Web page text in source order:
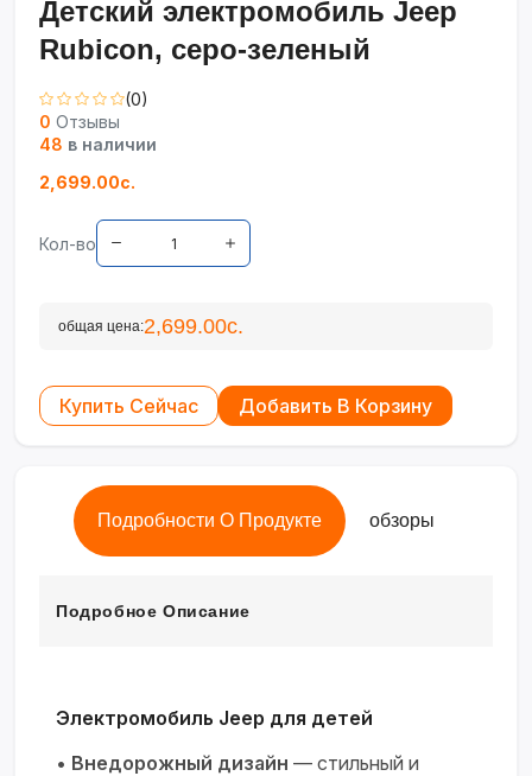
Детский электромобиль Jeep
Rubicon, серо-зеленый
(0)
0 Отзывы
48 в наличии
2,699.00с.
Кол-во
общая цена:2,699.00с.
Купить Сейчас Добавить В Корзину
Подробности О Продукте обзоры
Подробное Описание
Электромобиль Jeep для детей
• Внедорожный дизайн — стильный и